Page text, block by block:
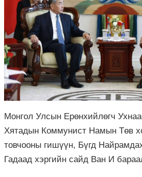
Монгол Улсын Ерөнхийлөгч
Хятадын Коммунист Намын Төв
товчооны гишүүн, Бүгд
Гадаад хэргийн сайд Ван И